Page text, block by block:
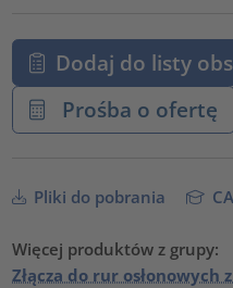
Dodaj do listy
Prośba o ofertę
Pliki do pobrania
Więcej produktów z grupy:
Złącza do rur osłonowych